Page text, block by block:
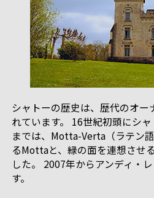
シャトーの歴史は、歴代のオー
れています。 16世紀初頭にシ
までは、Motta-Verta（ラテン
るMottaと、緑の面を連想させ
した。 2007年からアンディ・
す。